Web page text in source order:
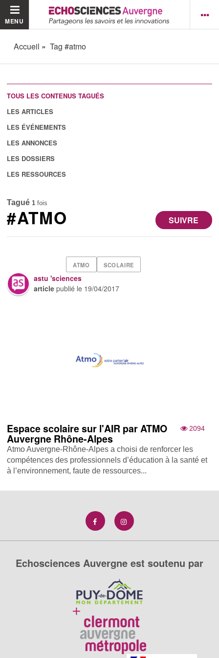
MENU
Accueil Tag #atmo
TOUS LES CONTENUS TAGUÉS
LES ARTICLES
LES ÉVÉNEMENTS
LES ANNONCES
LES DOSSIERS
LES RESSOURCES
Tagué 1 fois
SUIVRE
#ATMO
ATMO SCOLAIRE
astu 'sciences
article publié le 19/04/2017
2094
Espace scolaire sur l'AIR par ATMO
Auvergne Rhône-Alpes
Atmo Auvergne-Rhône-Alpes a choisi de renforcer les
compétences des professionnels d’éducation à la santé et
à l’environnement, faute de ressources...
Echosciences Auvergne est soutenu par